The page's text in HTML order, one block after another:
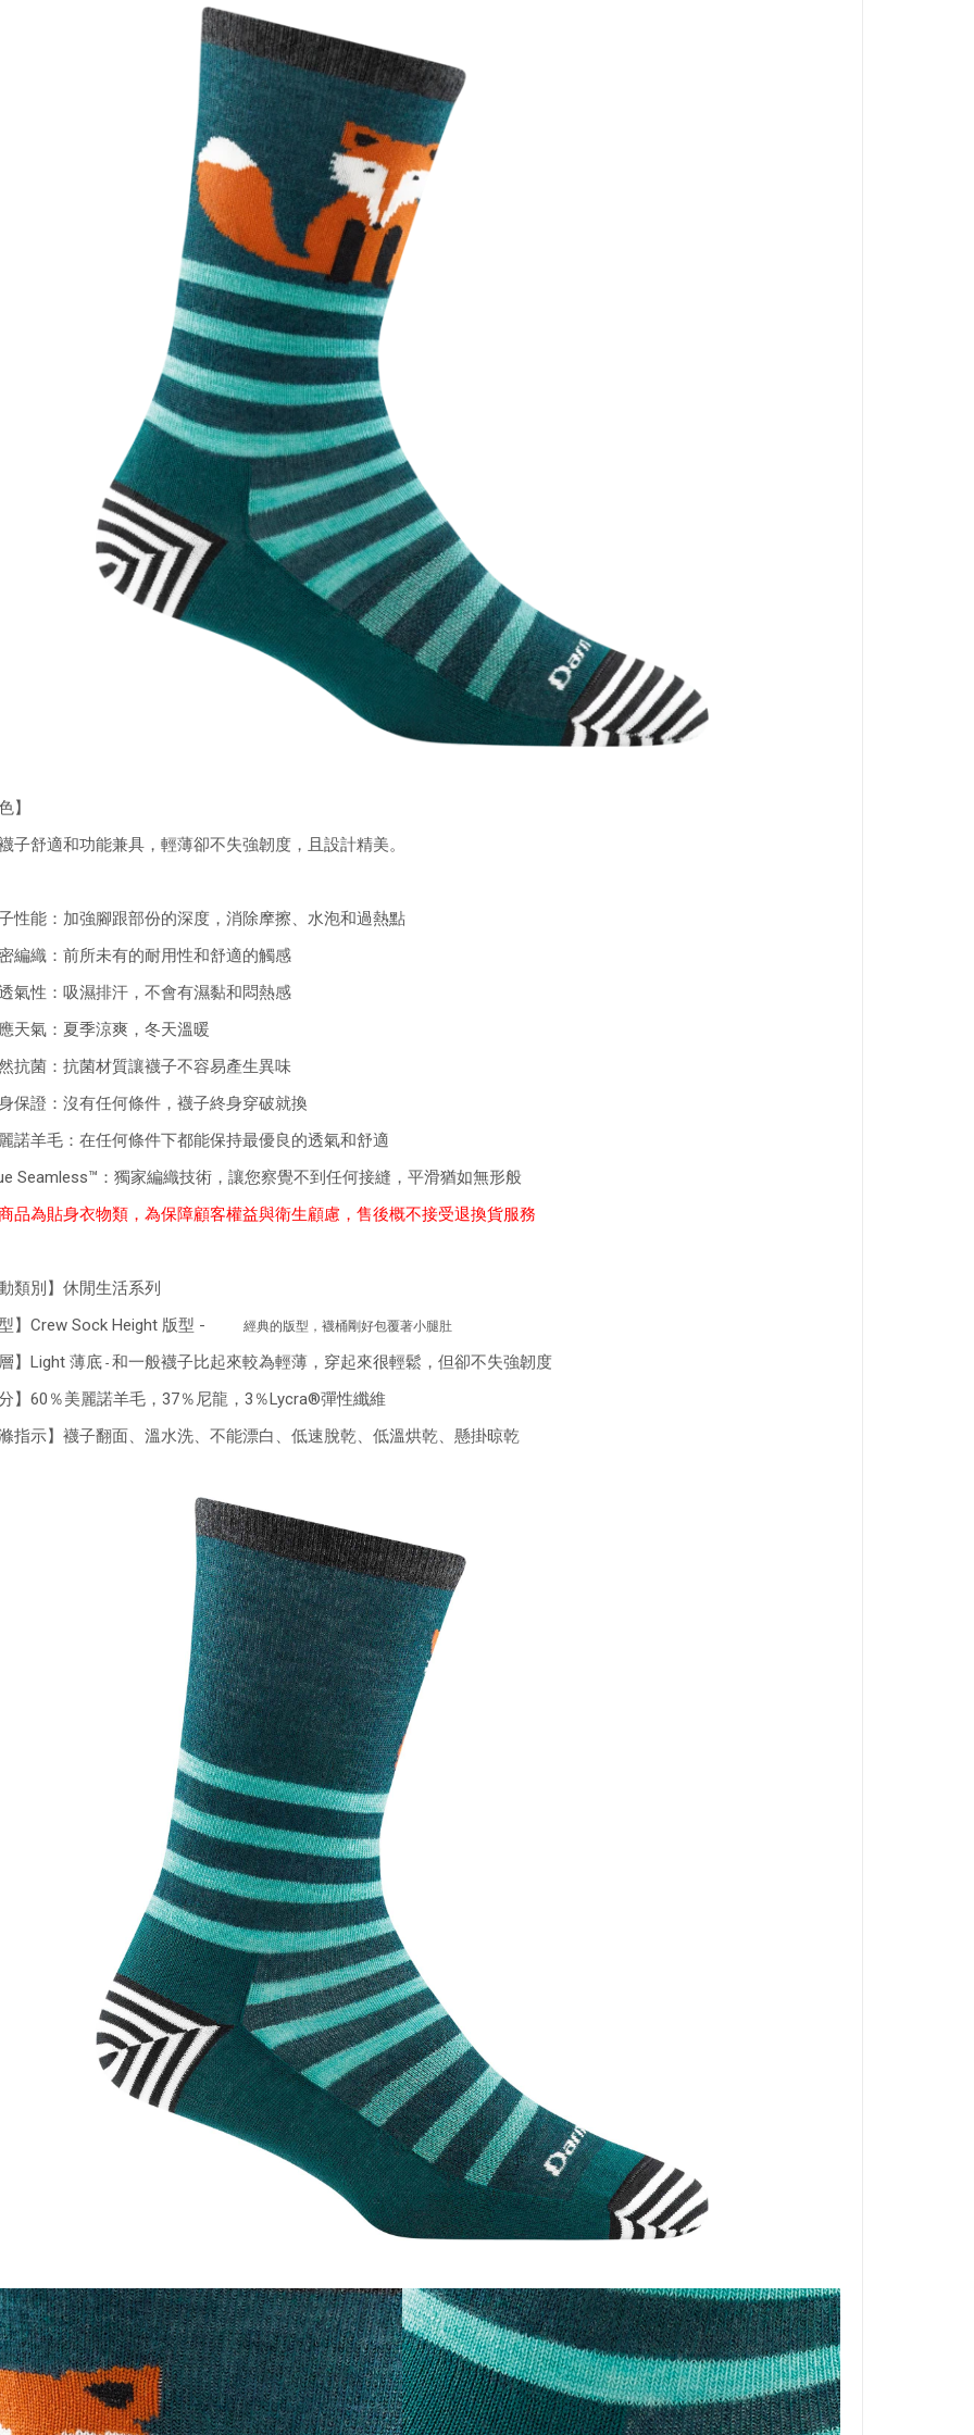
】
子舒適和功能兼具，輕薄卻不失強韌度，且設計精美。
子性能：加強腳跟部份的深度，消除摩擦、水泡和過熱點
密編織：前所未有的耐用性和舒適的觸感
透氣性：吸濕排汗，不會有濕黏和悶熱感
天氣：夏季涼爽，冬天溫暖
然抗菌：抗菌材質讓襪子不容易產生異味
身保證：沒有任何條件，襪子終身穿破就換
麗諾羊毛：在任何條件下都能保持最優良的透氣和舒適
Seamless™：獨家編織技術，讓您察覺不到任何接縫，平滑猶如無形般
品為貼身衣物類，為保障顧客權益與衛生顧慮，售後概不接受退換貨服務
動類別】休閒生活系列
型】Crew Sock Height 版型 -
經典的版型，襪桶剛好包覆著小腿肚
層】Light 薄底- 和一般襪子比起來較為輕薄，穿起來很輕鬆，但卻不失強韌度
分】60％美麗諾羊毛，37％尼龍，3％Lycra®彈性纖維
滌指示】襪子翻面、溫水洗、不能漂白、低速脫乾、低溫烘乾、懸掛晾乾